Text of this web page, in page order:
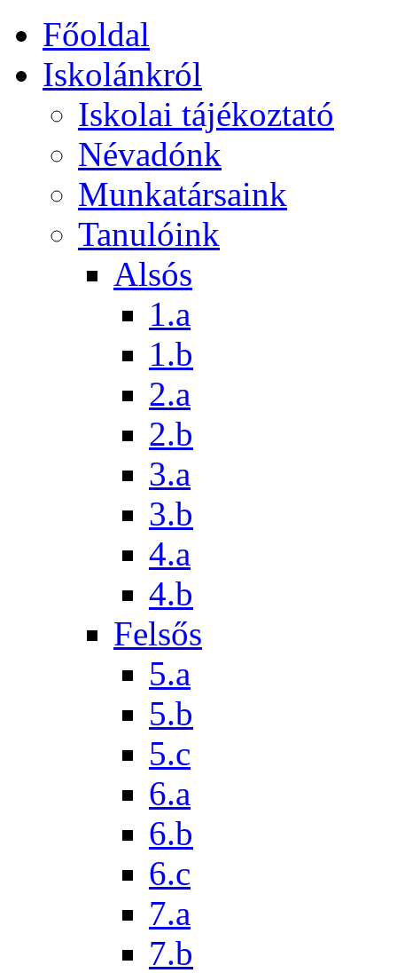
Főoldal
Iskolánkról
Iskolai tájékoztató
Névadónk
Munkatársaink
Tanulóink
Alsós
1.a
1.b
2.a
2.b
3.a
3.b
4.a
4.b
Felsős
5.a
5.b
5.c
6.a
6.b
6.c
7.a
7.b